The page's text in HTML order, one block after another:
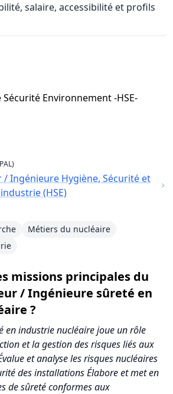
salaire, accessibilité et profils
Sécurité Environnement -HSE-
Ingénieure Hygiène, Sécurité et
(HSE)
Métiers du nucléaire
missions principales du
/ Ingénieure sûreté en
?
en industrie nucléaire joue un rôle
et la gestion des risques liés aux
et analyse les risques nucléaires
des installations Élabore et met en
de sûreté conformes aux